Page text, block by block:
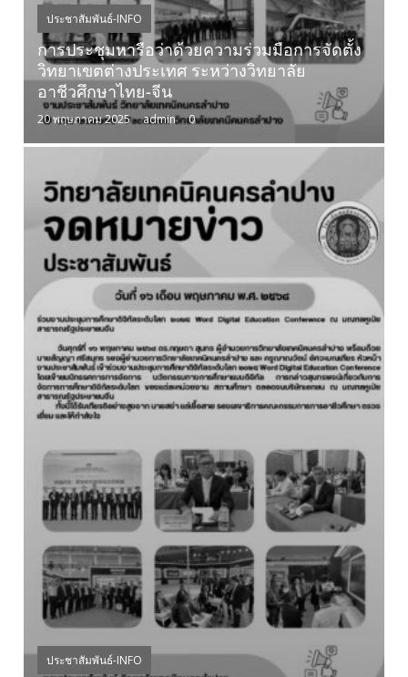
ประชาสัมพันธ์-INFO
การประชุมหารือว่าด้วยความร่วมมือการจัดตั้ง
วิทยาเขตต่างประเทศ ระหว่างวิทยาลัย
อาชีวศึกษาไทย-จีน
20 พฤษภาคม 2025 admin 0
ประชาสัมพันธ์-INFO